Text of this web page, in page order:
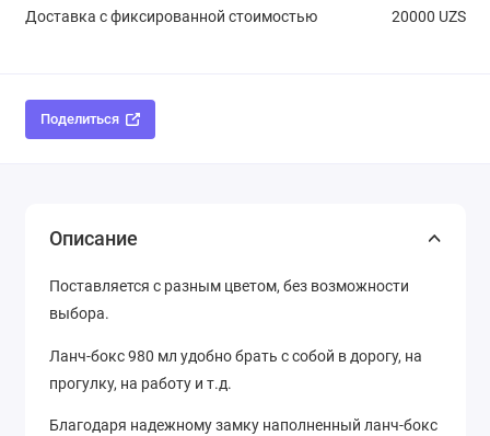
Доставка с фиксированной стоимостью
20000 UZS
Поделиться
Описание
Поставляется с разным цветом, без возможности
выбора.
Ланч-бокс 980 мл удобно брать с собой в дорогу, на
прогулку, на работу и т.д.
Благодаря надежному замку наполненный ланч-бокс